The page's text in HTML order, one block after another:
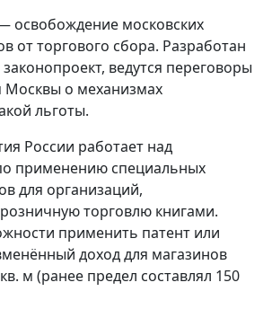
освобождение московских
от торгового сбора. Разработан
ведутся переговоры
Москвы о механизмах
льготы.
России работает над
применению специальных
для организаций,
торговлю книгами.
применить патент или
доход для магазинов
м (ранее предел составлял 150